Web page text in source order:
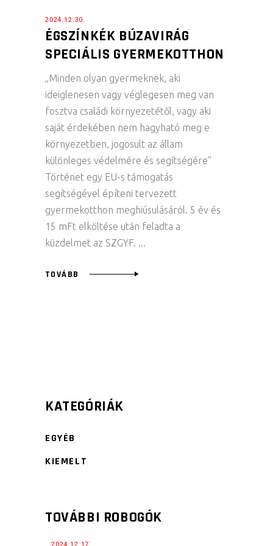
2024.12.30.
ÉGSZÍNKÉK BÚZAVIRÁG
SPECIÁLIS GYERMEKOTTHON
„Minden olyan gyermeknek, aki
ideiglenesen vagy véglegesen meg van
fosztva családi környezetétől, vagy aki
saját érdekében nem hagyható meg e
környezetben, jogosult az állam
különleges védelmére és segítségére”
Történet egy EU-s támogatás
segítségével építeni tervezett
gyermekotthon meghiúsulásáról. 5 év és
15 mFt elköltése után feladta a
küzdelmet az SZGYF.
TOVÁBB
KATEGÓRIÁK
EGYÉB
KIEMELT
TOVÁBBI ROBOGÓK